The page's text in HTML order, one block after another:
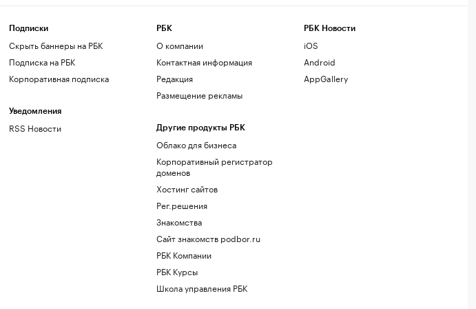
Подписки
Скрыть баннеры на РБК
Подписка на РБК
Корпоративная подписка
Уведомления
RSS Новости
РБК
О компании
Контактная информация
Редакция
Размещение рекламы
Другие продукты РБК
Облако для бизнеса
Корпоративный регистратор
доменов
Хостинг сайтов
Рег.решения
Знакомства
Сайт знакомств podbor.ru
РБК Компании
РБК Курсы
Школа управления РБК
РБК Новости
iOS
Android
AppGallery